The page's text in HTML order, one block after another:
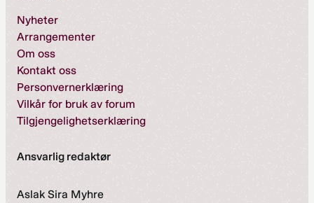
Nyheter
Arrangementer
Om oss
Kontakt oss
Personvernerklæring
Vilkår for bruk av forum
Tilgjengelighetserklæring
Ansvarlig redaktør
Aslak Sira Myhre